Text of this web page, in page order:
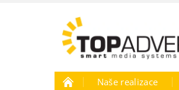
Naše realizace